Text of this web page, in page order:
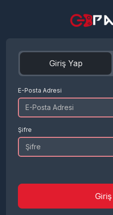
Giriş Yap
E-Posta Adresi
Şifre